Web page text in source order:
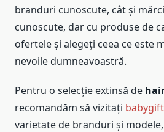
branduri cunoscute, cât și
cunoscute, dar cu produse de
ofertele și alegeți ceea ce este
nevoile dumneavoastră.
Pentru o selecție extinsă de
recomandăm să vizitați
varietate de branduri și